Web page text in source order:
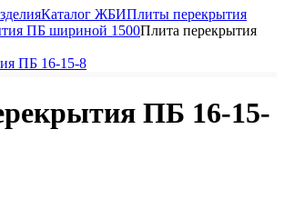
Каталог ЖБИПлиты перекрытия
ПБ шириной 1500Плита перекрытия
ПБ 16-15-